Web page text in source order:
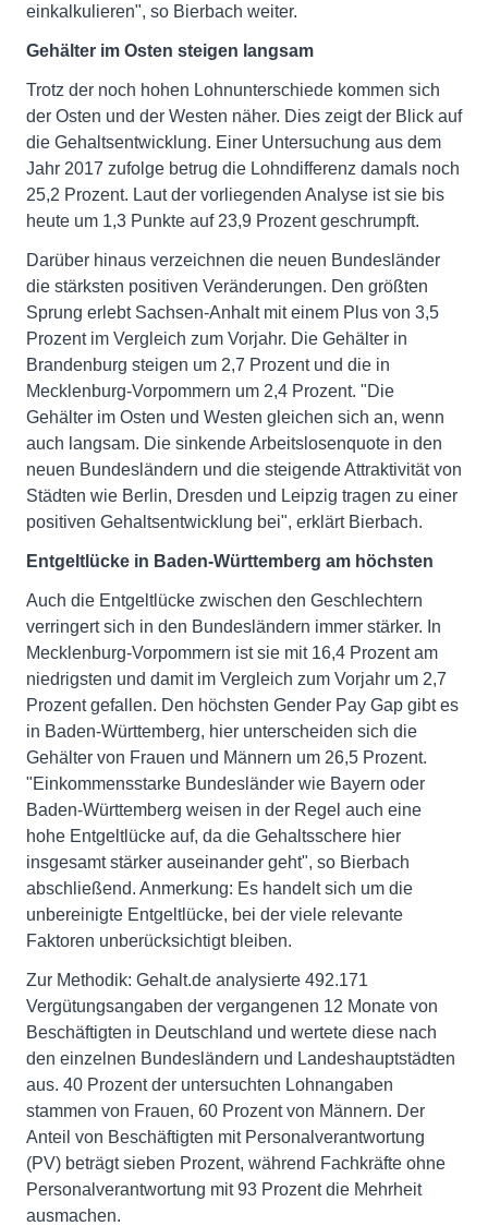
einkalkulieren", so Bierbach weiter.
Gehälter im Osten steigen langsam
Trotz der noch hohen Lohnunterschiede kommen sich
der Osten und der Westen näher. Dies zeigt der Blick auf
die Gehaltsentwicklung. Einer Untersuchung aus dem
Jahr 2017 zufolge betrug die Lohndifferenz damals noch
25,2 Prozent. Laut der vorliegenden Analyse ist sie bis
heute um 1,3 Punkte auf 23,9 Prozent geschrumpft.
Darüber hinaus verzeichnen die neuen Bundesländer
die stärksten positiven Veränderungen. Den größten
Sprung erlebt Sachsen-Anhalt mit einem Plus von 3,5
Prozent im Vergleich zum Vorjahr. Die Gehälter in
Brandenburg steigen um 2,7 Prozent und die in
Mecklenburg-Vorpommern um 2,4 Prozent. "Die
Gehälter im Osten und Westen gleichen sich an, wenn
auch langsam. Die sinkende Arbeitslosenquote in den
neuen Bundesländern und die steigende Attraktivität von
Städten wie Berlin, Dresden und Leipzig tragen zu einer
positiven Gehaltsentwicklung bei", erklärt Bierbach.
Entgeltlücke in Baden-Württemberg am höchsten
Auch die Entgeltlücke zwischen den Geschlechtern
verringert sich in den Bundesländern immer stärker. In
Mecklenburg-Vorpommern ist sie mit 16,4 Prozent am
niedrigsten und damit im Vergleich zum Vorjahr um 2,7
Prozent gefallen. Den höchsten Gender Pay Gap gibt es
in Baden-Württemberg, hier unterscheiden sich die
Gehälter von Frauen und Männern um 26,5 Prozent.
"Einkommensstarke Bundesländer wie Bayern oder
Baden-Württemberg weisen in der Regel auch eine
hohe Entgeltlücke auf, da die Gehaltsschere hier
insgesamt stärker auseinander geht", so Bierbach
abschließend. Anmerkung: Es handelt sich um die
unbereinigte Entgeltlücke, bei der viele relevante
Faktoren unberücksichtigt bleiben.
Zur Methodik: Gehalt.de analysierte 492.171
Vergütungsangaben der vergangenen 12 Monate von
Beschäftigten in Deutschland und wertete diese nach
den einzelnen Bundesländern und Landeshauptstädten
aus. 40 Prozent der untersuchten Lohnangaben
stammen von Frauen, 60 Prozent von Männern. Der
Anteil von Beschäftigten mit Personalverantwortung
(PV) beträgt sieben Prozent, während Fachkräfte ohne
Personalverantwortung mit 93 Prozent die Mehrheit
ausmachen.